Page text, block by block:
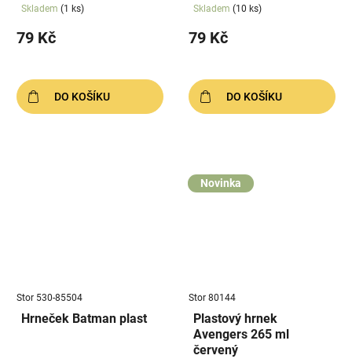
Skladem (1 ks)
79 Kč
DO KOŠÍKU
Skladem (10 ks)
79 Kč
DO KOŠÍKU
Stor 530-85504
Hrneček Batman plast
Novinka
Stor 80144
Plastový hrnek
Avengers 265 ml
červený